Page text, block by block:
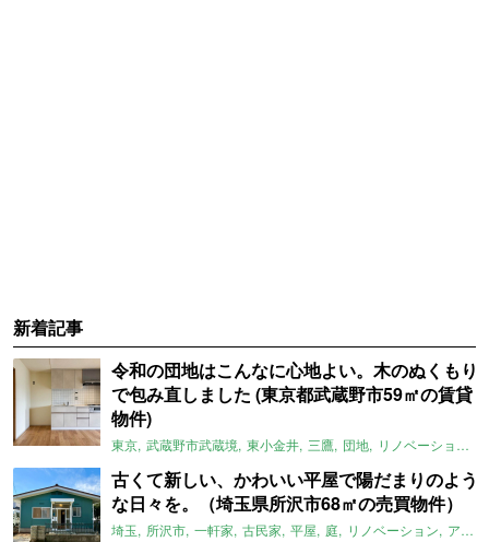
新着記事
令和の団地はこんなに心地よい。木のぬくもり
で包み直しました (東京都武蔵野市59㎡の賃貸
物件)
東京 武蔵野市武蔵境 東小金井 三鷹 団地 リノベーション
古くて新しい、かわいい平屋で陽だまりのよう
な日々を。（埼玉県所沢市68㎡の売買物件）
埼玉 所沢市 一軒家 古民家 平屋 庭 リノベーション アメリカンハウス